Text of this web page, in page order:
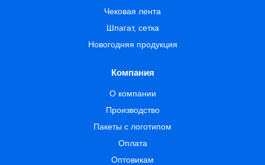
Чековая лента
Шпагат, сетка
Новогодняя продукция
Компания
О компании
Производство
Пакеты с логотипом
Оплата
Оптовикам